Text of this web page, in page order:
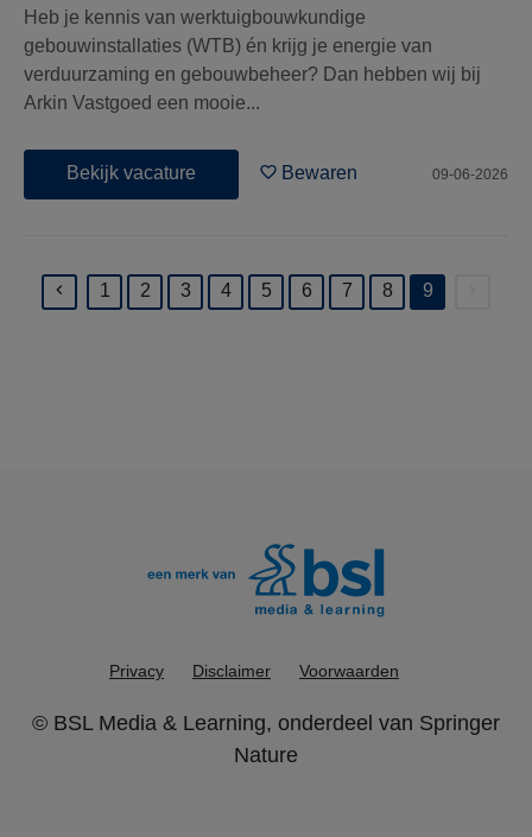
Heb je kennis van werktuigbouwkundige
gebouwinstallaties (WTB) én krijg je energie van
verduurzaming en gebouwbeheer? Dan hebben wij bij
Arkin Vastgoed een mooie...
Bekijk vacature Bewaren 09-06-2026
1 2 3 4 5 6 7 8
9
Privacy Disclaimer Voorwaarden
© BSL Media & Learning, onderdeel van Springer
Nature